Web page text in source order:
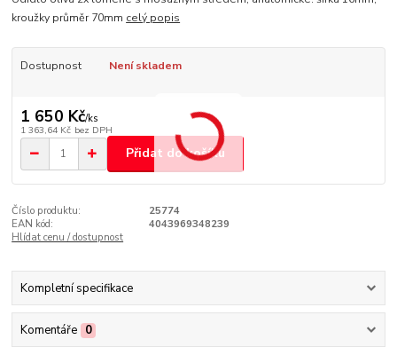
kroužky průměr 70mm celý popis
Dostupnost Není skladem
1 650 Kč/ks
1 363,64 Kč bez DPH
Přidat do košíku
Číslo produktu:
25774
EAN kód:
4043969348239
Hlídat cenu / dostupnost
Kompletní specifikace
Komentáře 0